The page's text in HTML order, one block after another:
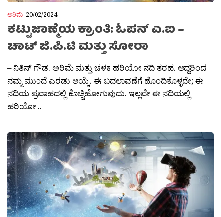
ಅರಿಮೆ 20/02/2024
ಕಟ್ಟುಜಾಣ್ಮೆಯ ಕ್ರಾಂತಿ: ಓಪನ್ ಎ.ಐ –
ಚಾಟ್ ಜಿ.ಪಿ.ಟಿ ಮತ್ತು ಸೋರಾ
– ನಿತಿನ್ ಗೌಡ. ಅರಿಮೆ ಮತ್ತು ಚಳಕ ಹರಿಯೋ ನದಿ ತರಹ. ಆದ್ದರಿಂದ
ನಮ್ಮ ಮುಂದೆ ಎರಡು ಆಯ್ಕೆ. ಈ ಬದಲಾವಣೆಗೆ ಹೊಂದಿಕೊಳ್ಳದೇ; ಈ
ನದಿಯ ಪ್ರವಾಹದಲ್ಲಿ ಕೊಚ್ಚಿಹೋಗುವುದು. ಇಲ್ಲವೇ ಈ ನದಿಯಲ್ಲಿ
ಹರಿಯೋ...